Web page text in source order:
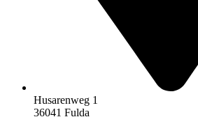
Husarenweg 1
36041 Fulda